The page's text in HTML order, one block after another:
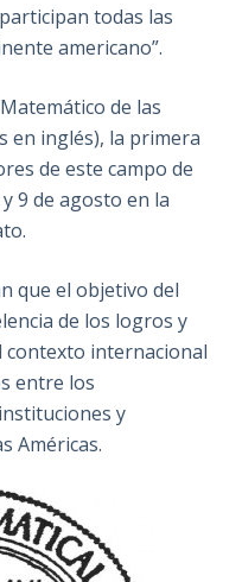
todas las
americano”.
de las
en inglés), la primera
de este campo de
9 de agosto en la
que el objetivo del
de los logros y
contexto internacional
entre los
y
Américas.